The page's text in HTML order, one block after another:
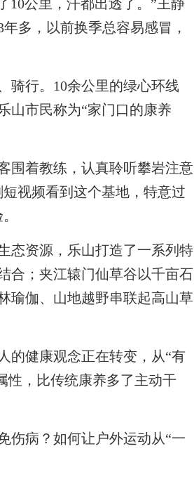
10公里，汗都出透了。”王静
多，以前换季总容易感冒，
行。10余公里的绿心环线
山市民称为“家门口的康养
着教练，认真聆听攀岩注意
视频看到这个基地，特意过
资源，乐山打造了一系列特
；夹江辕门仙草谷以千亩石
瑜伽、山地越野串联起高山草
健康观念正在转变，从“有
性，比传统康养多了主动干
病？如何让户外运动从“一